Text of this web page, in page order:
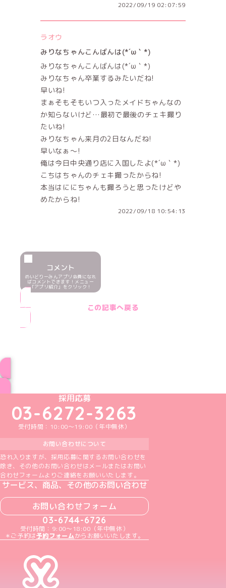
2022/09/19 02:07:59
ラオウ
みりなちゃんこんばんは(*´ω｀*)
みりなちゃんこんばんは(*´ω｀*)
みりなちゃん卒業するみたいだね!
早いね!
まぁそもそもいつ入ったメイドちゃんなの
か知らないけど…最初で最後のチェキ撮り
たいね!
みりなちゃん来月の2日なんだね!
早いなぁ〜!
俺は今日中央通り店に入国したよ(*´ω｀*)
こちはちゃんのチェキ撮ったからね!
本当はににちゃんも撮ろうと思ったけどや
めたからね!
2022/09/18 10:54:13
コメント
めいどりーみんアプリ会員になれ
ばコメントできます！メニュー
「アプリ紹介」をクリック！
この記事へ戻る
めいどりーみんTikTok公式アカウント
めいどりーみんX公式アカウント
めいどりーみんInstagram公式アカウント
めいどりーみんFacebook公式アカウン
めいどりーみんYouTube公式アカ
採用応募
03-6272-3263
受付時間：10:00～19:00（年中無休）
お問い合わせについて
恐れ入りますが、採用応募に関するお問い合わせを
除き、その他のお問い合わせはメールまたはお問い
合わせフォームよりご連絡をお願いいたします。
サービス、商品、その他のお問い合わせ
お問い合わせフォーム
03-6744-6726
受付時間：9:00～18:00（年中無休）
＊ご予約は予約フォームからお願いいたします。